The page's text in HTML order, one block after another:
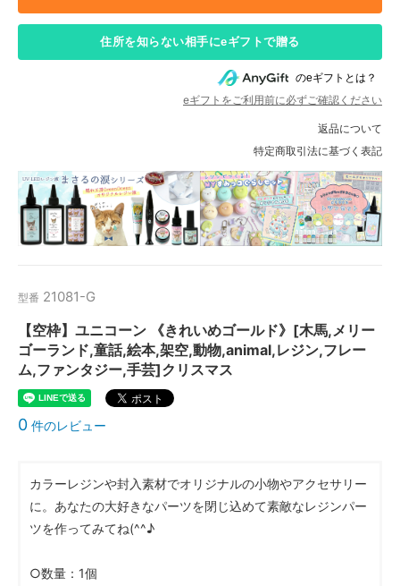
住所を知らない相手にeギフトで贈る
のeギフトとは？
eギフトをご利用前に必ずご確認ください
返品について
特定商取引法に基づく表記
型番 21081-G
【空枠】ユニコーン 《きれいめゴールド》[木馬,メリー
ゴーランド,童話,絵本,架空,動物,animal,レジン,フレー
ム,ファンタジー,手芸]クリスマス
0 件のレビュー
カラーレジンや封入素材でオリジナルの小物やアクセサリー
に。あなたの大好きなパーツを閉じ込めて素敵なレジンパー
ツを作ってみてね(^^♪
○数量：1個